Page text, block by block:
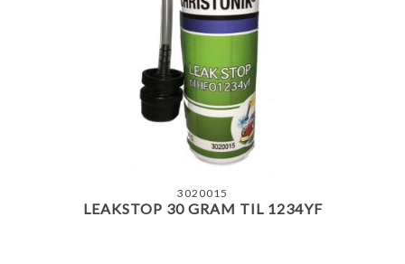
3020015
LEAKSTOP 30 GRAM TIL 1234YF